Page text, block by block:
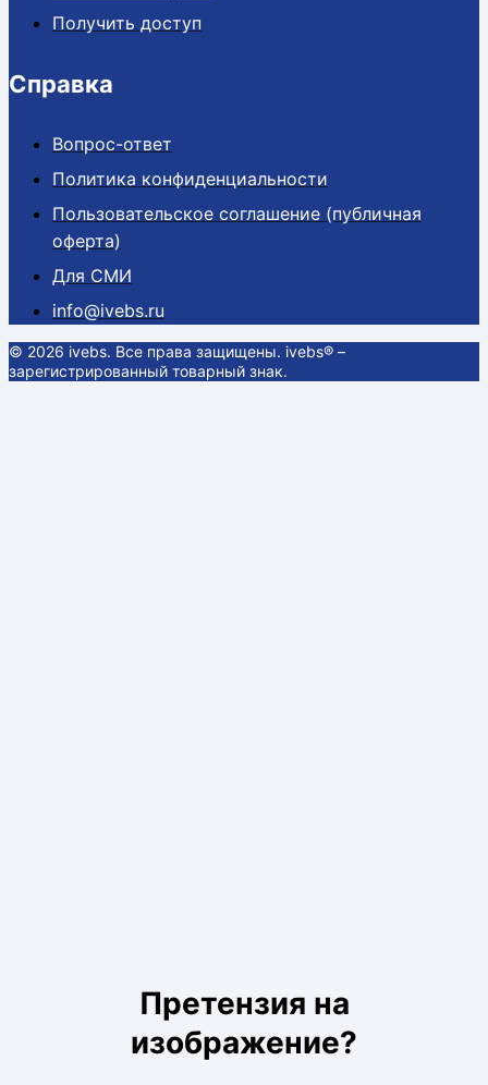
Получить доступ
Справка
Вопрос-ответ
Политика конфиденциальности
Пользовательское соглашение (публичная
оферта)
Для СМИ
info@ivebs.ru
© 2026 ivebs. Все права защищены. ivebs® –
зарегистрированный товарный знак.
Претензия на
изображение?